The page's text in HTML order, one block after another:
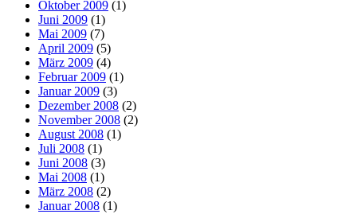
Oktober 2009 (1)
Juni 2009 (1)
Mai 2009 (7)
April 2009 (5)
März 2009 (4)
Februar 2009 (1)
Januar 2009 (3)
Dezember 2008 (2)
November 2008 (2)
August 2008 (1)
Juli 2008 (1)
Juni 2008 (3)
Mai 2008 (1)
März 2008 (2)
Januar 2008 (1)